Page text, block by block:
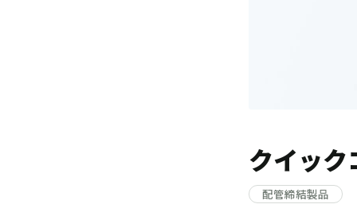
クイック
配管締結製品